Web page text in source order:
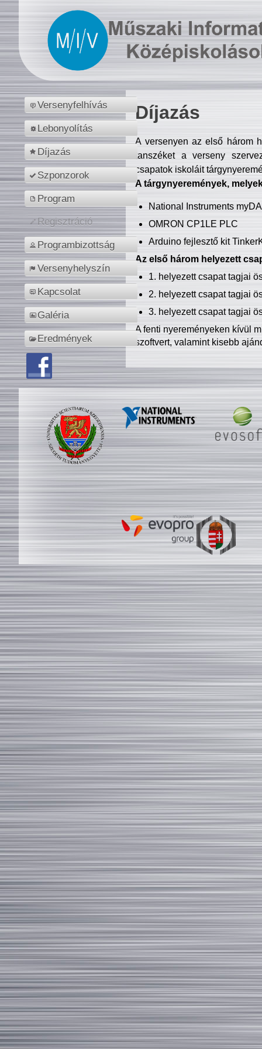
Versenyfelhívás
Lebonyolítás
Díjazás
Szponzorok
Program
Regisztráció
Programbizottság
Versenyhelyszín
Kapcsolat
Galéria
Eredmények
Díjazás
A versenyen az első három
tanszéket a verseny
csapatok iskoláit
A tárgynyeremények,
National Instruments
OMRON CP1LE PLC
Arduino fejlesztő kit
Az első három helyezett
1. helyezett csapat tagjai
2. helyezett csapat tagjai
3. helyezett csapat tagjai
A fenti nyereményeken kívül
szoftvert, valamint kisebb